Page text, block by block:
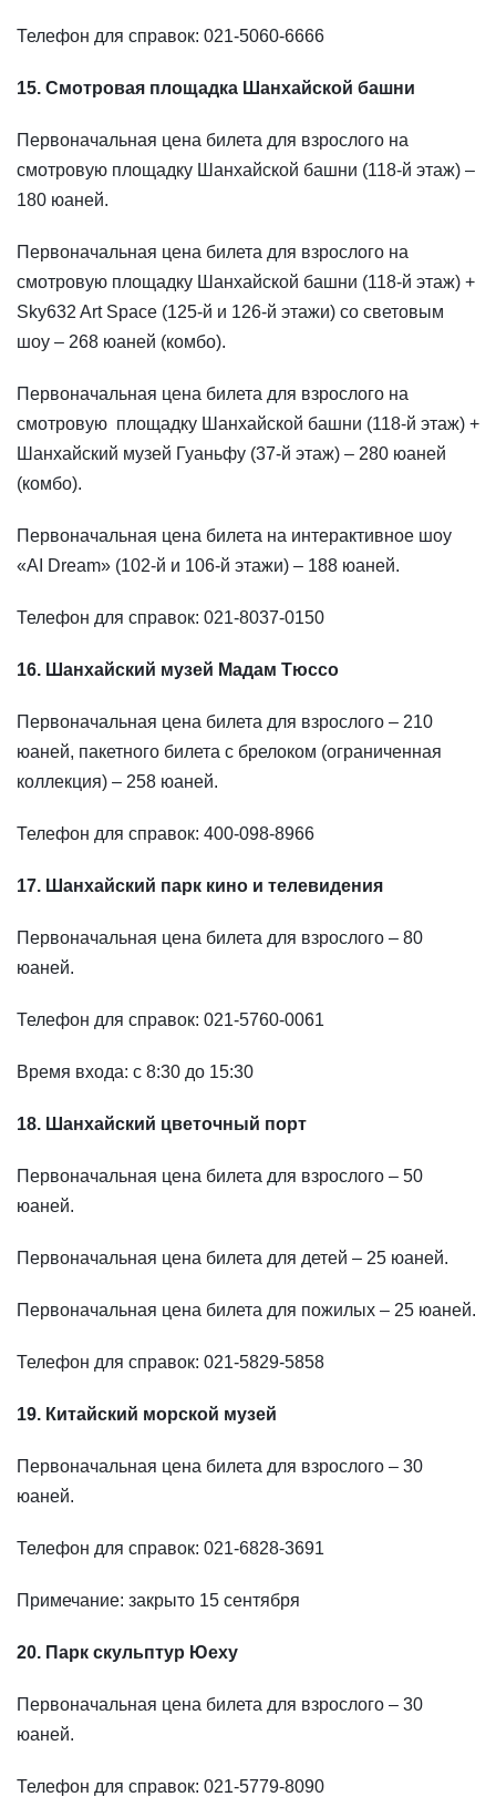
Телефон для справок: 021-5060-6666
15. Смотровая площадка Шанхайской башни
Первоначальная цена билета для взрослого на
смотровую площадку Шанхайской башни (118-й этаж) –
180 юаней.
Первоначальная цена билета для взрослого на
смотровую площадку Шанхайской башни (118-й этаж) +
Sky632 Art Space (125-й и 126-й этажи) со световым
шоу – 268 юаней (комбо).
Первоначальная цена билета для взрослого на
смотровую площадку Шанхайской башни (118-й этаж) +
Шанхайский музей Гуаньфу (37-й этаж) – 280 юаней
(комбо).
Первоначальная цена билета на интерактивное шоу
«AI Dream» (102-й и 106-й этажи) – 188 юаней.
Телефон для справок: 021-8037-0150
16. Шанхайский музей Мадам Тюссо
Первоначальная цена билета для взрослого – 210
юаней, пакетного билета с брелоком (ограниченная
коллекция) – 258 юаней.
Телефон для справок: 400-098-8966
17. Шанхайский парк кино и телевидения
Первоначальная цена билета для взрослого – 80
юаней.
Телефон для справок: 021-5760-0061
Время входа: с 8:30 до 15:30
18. Шанхайский цветочный порт
Первоначальная цена билета для взрослого – 50
юаней.
Первоначальная цена билета для детей – 25 юаней.
Первоначальная цена билета для пожилых – 25 юаней.
Телефон для справок: 021-5829-5858
19. Китайский морской музей
Первоначальная цена билета для взрослого – 30
юаней.
Телефон для справок: 021-6828-3691
Примечание: закрыто 15 сентября
20. Парк скульптур Юеху
Первоначальная цена билета для взрослого – 30
юаней.
Телефон для справок: 021-5779-8090